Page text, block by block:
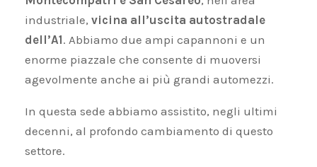
industriale, vicina all’uscita autostradale
dell’A1. Abbiamo due ampi capannoni e un
enorme piazzale che consente di muoversi
agevolmente anche ai più grandi automezzi.
jistým zklamáním na osobní úrovni bylo
vyřazení jejich 39mm kolekce Oyster Perpetual
společností
In questa sede abbiamo assistito, negli ultimi
decenni, al profondo cambiamento di questo
settore.